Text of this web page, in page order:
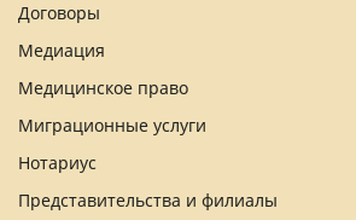
Договоры
Медиация
Медицинское право
Миграционные услуги
Нотариус
Представительства и филиалы